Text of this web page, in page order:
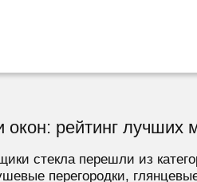
рейтинг лучших
стекла перешли из
перегородки,